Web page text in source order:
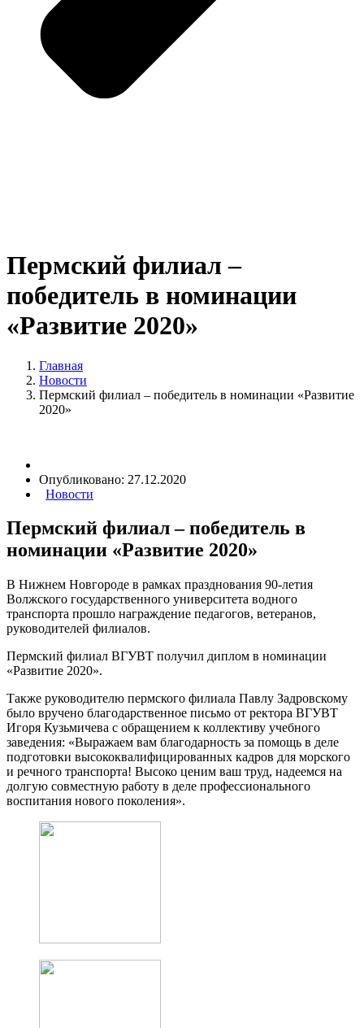
Пермский филиал –
победитель в номинации
«Развитие 2020»
Главная
Новости
Пермский филиал – победитель в номинации «Развитие
2020»
Опубликовано: 27.12.2020
Новости
Пермский филиал – победитель в
номинации «Развитие 2020»
В Нижнем Новгороде в рамках празднования 90-летия
Волжского государственного университета водного
транспорта прошло награждение педагогов, ветеранов,
руководителей филиалов.
Пермский филиал ВГУВТ получил диплом в номинации
«Развитие 2020».
Также руководителю пермского филиала Павлу Задровскому
было вручено благодарственное письмо от ректора ВГУВТ
Игоря Кузьмичева с обращением к коллективу учебного
заведения: «Выражаем вам благодарность за помощь в деле
подготовки высококвалифицированных кадров для морского
и речного транспорта! Высоко ценим ваш труд, надеемся на
долгую совместную работу в деле профессионального
воспитания нового поколения».